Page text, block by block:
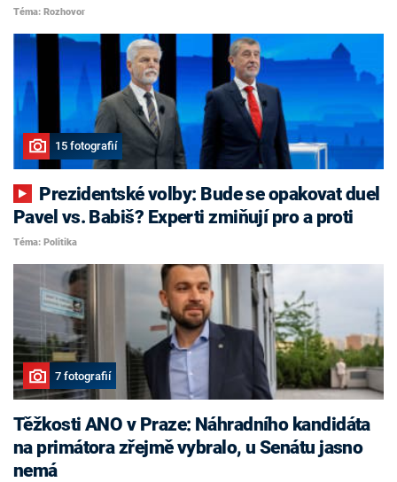
Téma: Rozhovor
15 fotografií
Pavel vs. Babiš? Experti zmiňují pro a proti
Téma: Politika
7 fotografií
Těžkosti ANO v Praze: Náhradního kandidáta
na primátora zřejmě vybralo, u Senátu jasno
nemá